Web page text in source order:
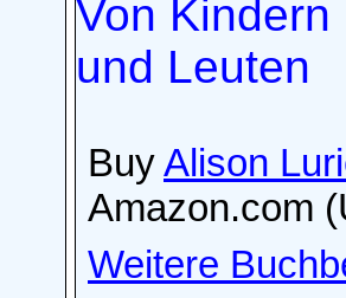
BuyAlison
Amazon.com
Weitere